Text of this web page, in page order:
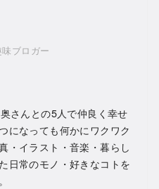
ブロガー
さんとの5人で仲良く幸せ
になっても何かにワクワク
・イラスト・音楽・暮らし
日常のモノ・好きなコトを